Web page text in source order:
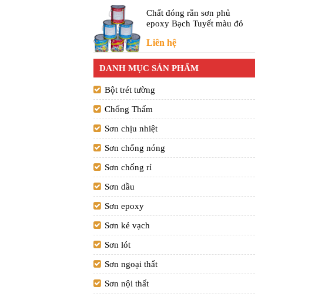
Chất đóng rắn sơn phủ
epoxy Bạch Tuyết màu đỏ
Liên hệ
DANH MỤC SẢN PHẨM
Bột trét tường
Chống Thấm
Sơn chịu nhiệt
Sơn chống nóng
Sơn chống rỉ
Sơn dầu
Sơn epoxy
Sơn kẻ vạch
Sơn lót
Sơn ngoại thất
Sơn nội thất